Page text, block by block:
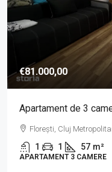
€81.000,00
Apartament de 3
Florești, Cluj
1 1 57 m²
APARTAMENT 3 CAMERE